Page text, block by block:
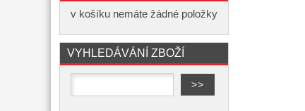
v košíku nemáte žádné položky
VYHLEDÁVÁNÍ ZBOŽÍ